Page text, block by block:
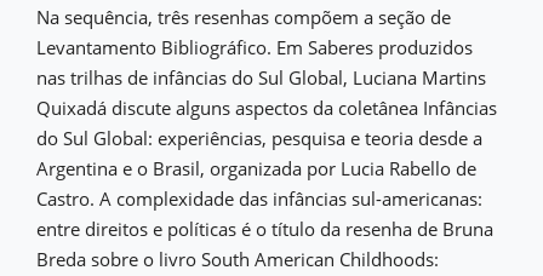
Na sequência, três resenhas compõem a seção de
Levantamento Bibliográfico. Em Saberes produzidos
nas trilhas de infâncias do Sul Global, Luciana Martins
Quixadá discute alguns aspectos da coletânea Infâncias
do Sul Global: experiências, pesquisa e teoria desde a
Argentina e o Brasil, organizada por Lucia Rabello de
Castro. A complexidade das infâncias sul-americanas:
entre direitos e políticas é o título da resenha de Bruna
Breda sobre o livro South American Childhoods: